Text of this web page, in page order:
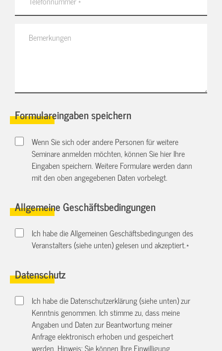
Formulareingaben speichern
Wenn Sie sich oder andere Personen für weitere
Seminare anmelden möchten, können Sie hier Ihre
Eingaben speichern. Weitere Formulare werden dann
mit den oben angegebenen Daten vorbelegt.
Allgemeine Geschäftsbedingungen
Ich habe die Allgemeinen Geschäftsbedingungen des
Veranstalters (siehe unten) gelesen und akzeptiert.*
Datenschutz
Ich habe die Datenschutzerklärung (siehe unten) zur
Kenntnis genommen. Ich stimme zu, dass meine
Angaben und Daten zur Beantwortung meiner
Anfrage elektronisch erhoben und gespeichert
werden. Hinweis: Sie können Ihre Einwilligung